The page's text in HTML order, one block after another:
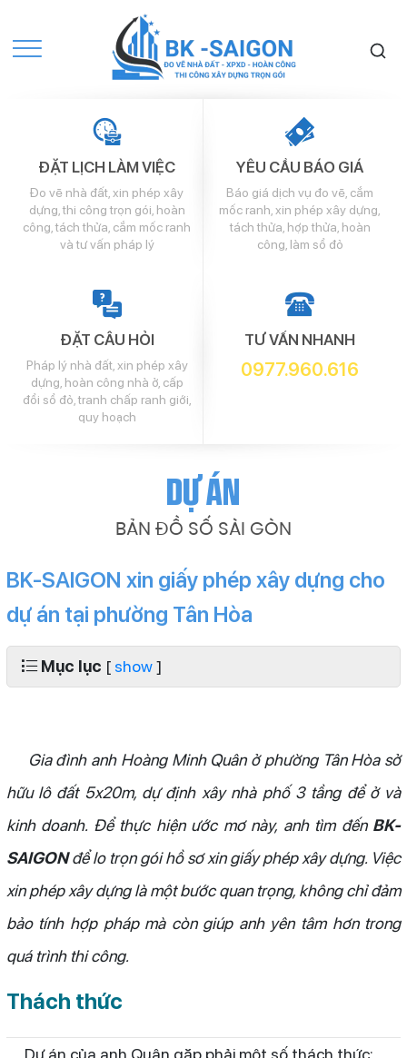
ĐẶT LỊCH LÀM VIỆC
Đo vẽ nhà đất, xin phép xây
dựng, thi công trọn gói, hoàn
công, tách thửa, cắm mốc ranh
và tư vấn pháp lý
YÊU CẦU BÁO GIÁ
Báo giá dịch vụ đo vẽ, cắm
mốc ranh, xin phép xây dựng,
tách thửa, hợp thửa, hoàn
công, làm sổ đỏ
ĐẶT CÂU HỎI
Pháp lý nhà đất, xin phép xây
dựng, hoàn công nhà ở, cấp
đổi sổ đỏ, tranh chấp ranh giới,
quy hoạch
TƯ VẤN NHANH
0977.960.616
Dự án
BẢN ĐỒ SỐ SÀI GÒN
BK-SAIGON xin giấy phép xây dựng cho
dự án tại phường Tân Hòa
Mục lục [ show]
Gia đình anh Hoàng Minh Quân ở phường Tân Hòa sở
hữu lô đất 5x20m, dự định xây nhà phố 3 tầng để ở và
kinh doanh. Để thực hiện ước mơ này, anh tìm đến BK-
SAIGONđể lo trọn gói hồ sơ xin giấy phép xây dựng. Việc
xin phép xây dựng là một bước quan trọng, không chỉ đảm
bảo tính hợp pháp mà còn giúp anh yên tâm hơn trong
quá trình thi công.
Thách thức
Dự án của anh Quân gặp phải một số thách thức: